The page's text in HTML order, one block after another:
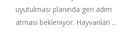
uyutulması planında geri adım
atması bekleniyor. Hayvanları ...